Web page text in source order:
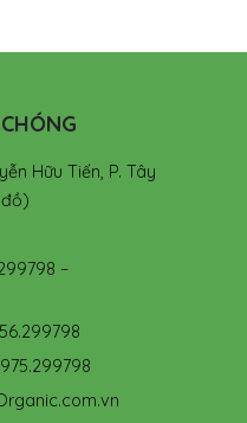
Hữu Tiến, P. Tây
–